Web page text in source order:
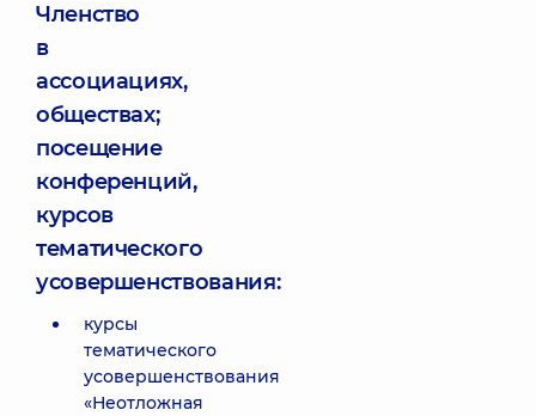
Членство
в
ассоциациях,
обществах;
посещение
конференций,
курсов
тематического
усовершенствования:
курсы
тематического
усовершенствования
«Неотложная